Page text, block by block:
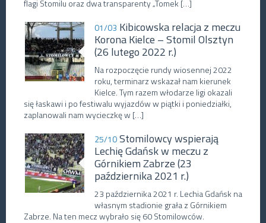
flagi Stomilu oraz dwa transparenty „Tomek […]
01/03 Kibicowska relacja z meczu
Korona Kielce – Stomil Olsztyn
(26 lutego 2022 r.)
Na rozpoczęcie rundy wiosennej 2022
roku, terminarz wskazał nam kierunek
Kielce. Tym razem włodarze ligi okazali
się łaskawi i po festiwalu wyjazdów w piątki i poniedziałki,
zaplanowali nam wycieczkę w […]
25/10Stomilowcy wspierają
Lechię Gdańsk w meczu z
Górnikiem Zabrze (23
października 2021 r.)
23 października 2021 r. Lechia Gdańsk na
własnym stadionie grała z Górnikiem
Zabrze. Na ten mecz wybrało się 60 Stomilowców.